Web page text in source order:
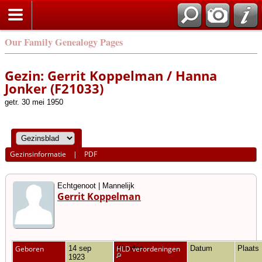
Our Family Genealogy Pages
Gezin: Gerrit Koppelman / Hanna
Jonker (F21033)
getr. 30 mei 1950
Gezinsinformatie | PDF
Echtgenoot | Mannelijk
Gerrit Koppelman
Geboren
14 sep
1923
Wierden
HLD verordeningen Datum Plaats